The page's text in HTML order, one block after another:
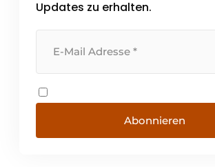
Updates zu erhalten.
Abonnieren